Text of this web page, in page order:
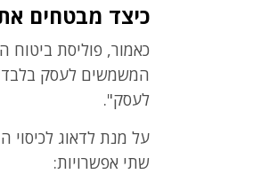
כיצד מבטחים
כאמור, פוליסת
המשמשים לעסק בלבד"
לעסק".
על מנת לדאוג
שתי אפשרויות: